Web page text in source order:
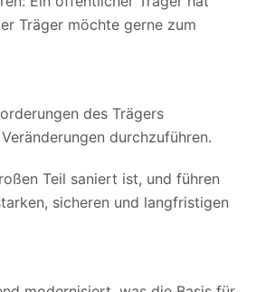
Träger möchte gerne zum
des Trägers
durchzuführen.
Teil saniert ist, und führen
sicheren und langfristigen